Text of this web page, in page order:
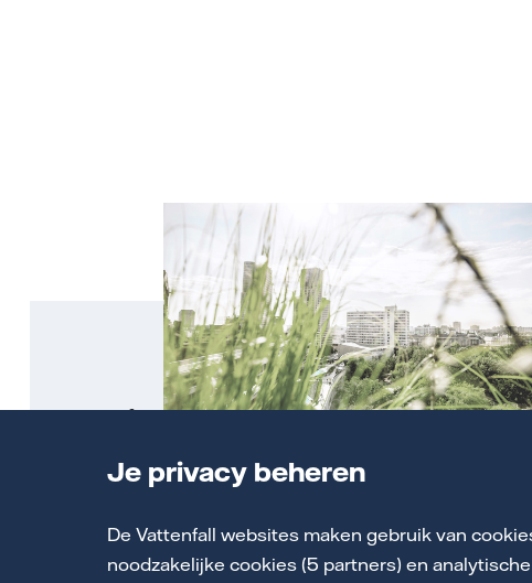
Je privacy beheren
De Vattenfall websites maken gebruik van
noodzakelijke cookies (5 partners) en